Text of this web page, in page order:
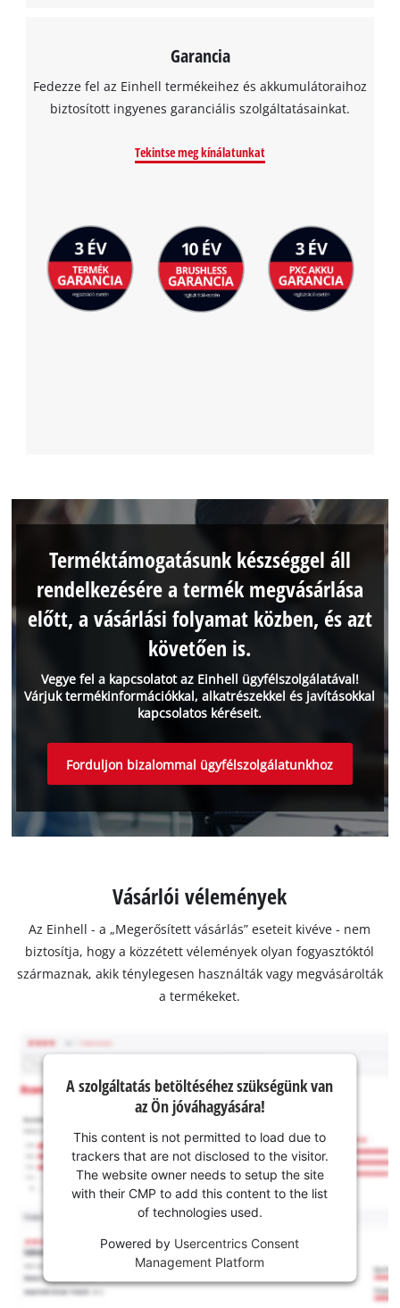
Garancia
Fedezze fel az Einhell termékeihez és akkumulátoraihoz
biztosított ingyenes garanciális szolgáltatásainkat.
Tekintse meg kínálatunkat
Vegye fel a kapcsolatot az Einhell ügyfélszolgálatával!
Várjuk termékinformációkkal, alkatrészekkel és javításokkal
kapcsolatos kéréseit.
Terméktámogatásunk készséggel áll
rendelkezésére a termék megvásárlása
előtt, a vásárlási folyamat közben, és azt
követően is.
Forduljon bizalommal ügyfélszolgálatunkhoz
Vásárlói vélemények
Az Einhell - a „Megerősített vásárlás” eseteit kivéve - nem
biztosítja, hogy a közzétett vélemények olyan fogyasztóktól
származnak, akik ténylegesen használták vagy megvásárolták
a termékeket.
A szolgáltatás betöltéséhez szükségünk van
az Ön jóváhagyására!
This content is not permitted to load due to
trackers that are not disclosed to the visitor.
The website owner needs to setup the site
with their CMP to add this content to the list
of technologies used.
Powered by Usercentrics Consent
Management Platform